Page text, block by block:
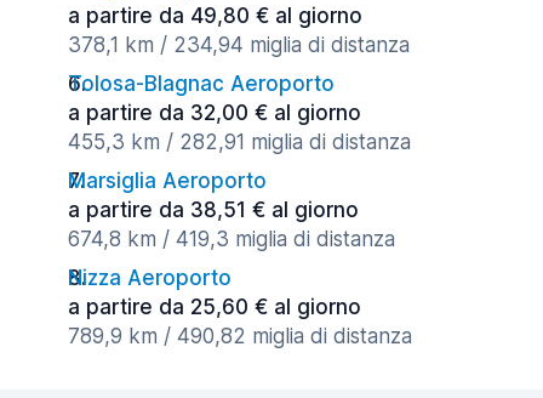
a partire da 49,80 € al giorno
378,1 km / 234,94 miglia di distanza
Tolosa-Blagnac Aeroporto
a partire da 32,00 € al giorno
455,3 km / 282,91 miglia di distanza
Marsiglia Aeroporto
a partire da 38,51 € al giorno
674,8 km / 419,3 miglia di distanza
Nizza Aeroporto
a partire da 25,60 € al giorno
789,9 km / 490,82 miglia di distanza